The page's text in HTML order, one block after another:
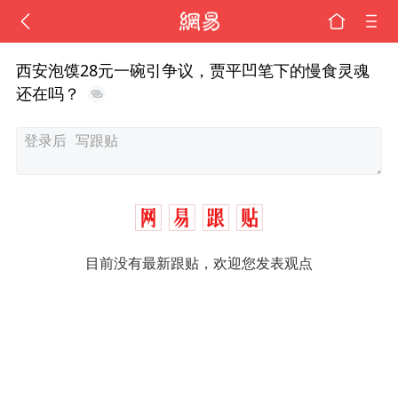
西安泡馍28元一碗引争议，贾平凹笔下的慢食灵魂
还在吗？
目前没有最新跟贴，欢迎您发表观点